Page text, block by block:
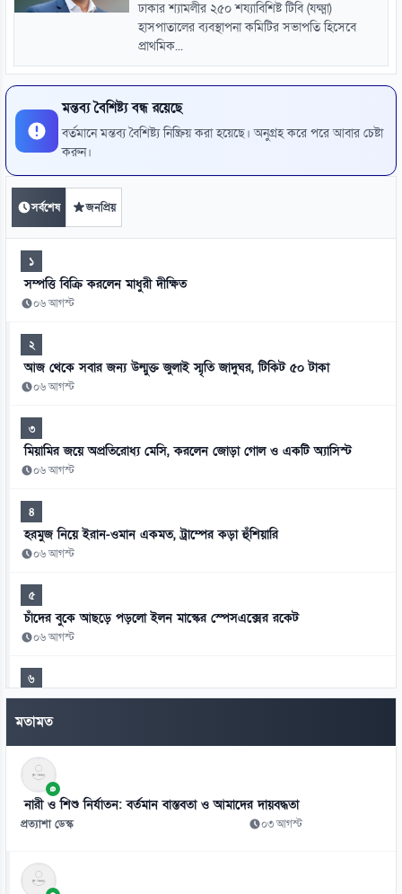
ঢাকার শ্যামলীর ২৫০ শয্যাবিশিষ্ট টিবি (যক্ষ্মা)
হাসপাতালের ব্যবস্থাপনা কমিটির সভাপতি হিসেবে
প্রাথমিক...
মন্তব্য বৈশিষ্ট্য বন্ধ রয়েছে
বর্তমানে মন্তব্য বৈশিষ্ট্য নিষ্ক্রিয় করা হয়েছে। অনুগ্রহ করে পরে আবার চেষ্টা
করুন।
সর্বশেষ জনপ্রিয়
১
সম্পত্তি বিক্রি করলেন মাধুরী দীক্ষিত
০৬ আগস্ট
২
আজ থেকে সবার জন্য উন্মুক্ত জুলাই স্মৃতি জাদুঘর, টিকিট ৫০ টাকা
০৬ আগস্ট
৩
মিয়ামির জয়ে অপ্রতিরোধ্য মেসি, করলেন জোড়া গোল ও একটি অ্যাসিস্ট
০৬ আগস্ট
৪
হরমুজ নিয়ে ইরান-ওমান একমত, ট্রাম্পের কড়া হুঁশিয়ারি
০৬ আগস্ট
৫
চাঁদের বুকে আছড়ে পড়লো ইলন মাস্কের স্পেসএক্সের রকেট
০৬ আগস্ট
৬
রিপাবলিক বাংলা ছাড়লেন আলোচিত সাংবাদিক ময়ূখ রঞ্জন ঘোষ
০৬ আগস্ট
৭
সাকিব আল হাসানের মাগুরার বাড়িতে হামলা
০৬ আগস্ট
দিল্লিতে হাসিনার বক্তব্যে ঢাকার তীব্র ক্ষোভ
০৬ আগস্ট
মতামত
নারী ও শিশু নির্যাতন: বর্তমান বাস্তবতা ও আমাদের দায়বদ্ধতা
প্রত্যাশা ডেস্ক ০৩ আগস্ট